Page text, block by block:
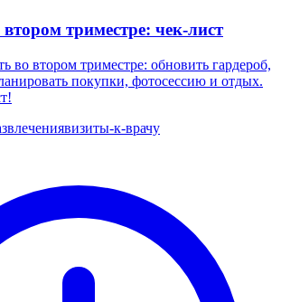
триместре: чек-лист
во втором триместре: обновить гардероб,
покупки, фотосессию и отдых.
визиты-к-врачу